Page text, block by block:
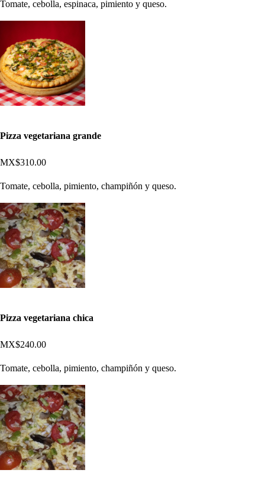
Tomate, cebolla, espinaca, pimiento y queso.
Pizza vegetariana grande
MX$310.00
Tomate, cebolla, pimiento, champiñón y queso.
Pizza vegetariana chica
MX$240.00
Tomate, cebolla, pimiento, champiñón y queso.